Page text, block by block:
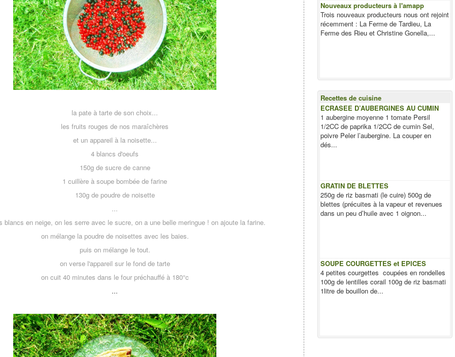
la pate à tarte de son choix...
les fruits rouges de nos maraîchères
et un appareil à la noisette...
4 blancs d'oeufs
150g de sucre de canne
1 cuillère à soupe bombée de farine
130g de poudre de noisette
...
blancs en neige, on les serre avec le sucre, on a une belle meringue ! on ajoute la farine.
on mélange la poudre de noisettes avec les baies.
puis on mélange le tout.
on verse l'appareil sur le fond de tarte
on cuit 40 minutes dans le four préchauffé à 180°c
...
Nouveaux producteurs à l'amapp
Trois nouveaux producteurs nous ont rejoint
récemment : La Ferme de Tardieu, La
Ferme des Rieu et Christine Gonella,...
Recettes de cuisine
ECRASEE D’AUBERGINES AU CUMIN
1 aubergine moyenne 1 tomate Persil
1/2CC de paprika 1/2CC de cumin Sel,
poivre Peler l’aubergine. La couper en
dés...
GRATIN DE BLETTES
250g de riz basmati (le cuire) 500g de
blettes (précuites à la vapeur et revenues
dans un peu d’huile avec 1 oignon...
SOUPE COURGETTES et EPICES
4 petites courgettes coupées en rondelles
100g de lentilles corail 100g de riz basmati
1litre de bouillon de...